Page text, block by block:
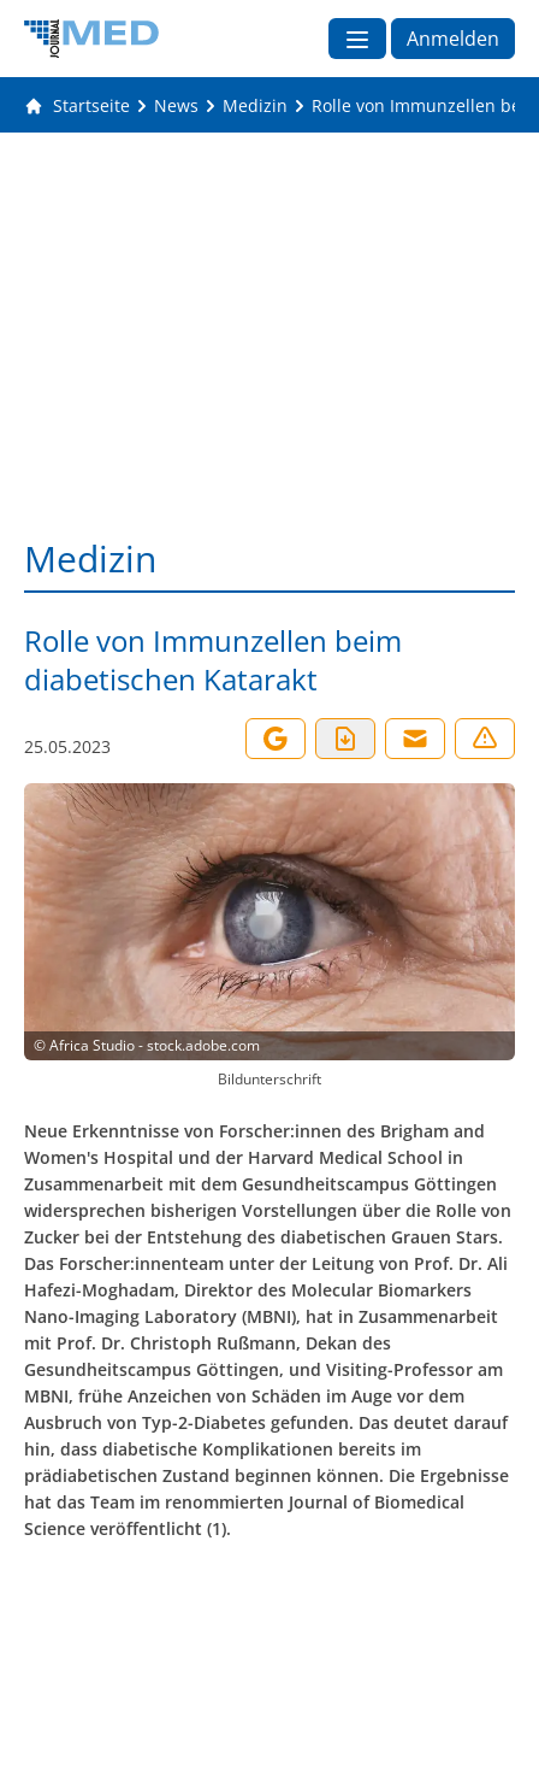
Anmelden
Startseite News Medizin Rolle von Immunzellen
Medizin
Rolle von Immunzellen beim
diabetischen Katarakt
25.05.2023
©Africa Studio - stock.adobe.com
Bildunterschrift
Neue Erkenntnisse von Forscher:innen des Brigham and
Women's Hospital und der Harvard Medical School in
Zusammenarbeit mit dem Gesundheitscampus Göttingen
widersprechen bisherigen Vorstellungen über die Rolle von
Zucker bei der Entstehung des diabetischen Grauen Stars.
Das Forscher:innenteam unter der Leitung von Prof. Dr. Ali
Hafezi-Moghadam, Direktor des Molecular Biomarkers
Nano-Imaging Laboratory (MBNI), hat in Zusammenarbeit
mit Prof. Dr. Christoph Rußmann, Dekan des
Gesundheitscampus Göttingen, und Visiting-Professor am
MBNI, frühe Anzeichen von Schäden im Auge vor dem
Ausbruch von Typ-2-Diabetes gefunden. Das deutet darauf
hin, dass diabetische Komplikationen bereits im
prädiabetischen Zustand beginnen können. Die Ergebnisse
hat das Team im renommierten Journal of Biomedical
Science veröffentlicht (1).